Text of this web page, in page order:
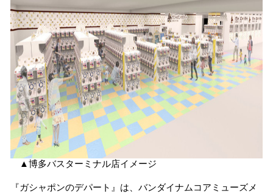
▲博多バスターミナル店イメージ
『ガシャポンのデパート』は、バンダイナムコアミューズメ